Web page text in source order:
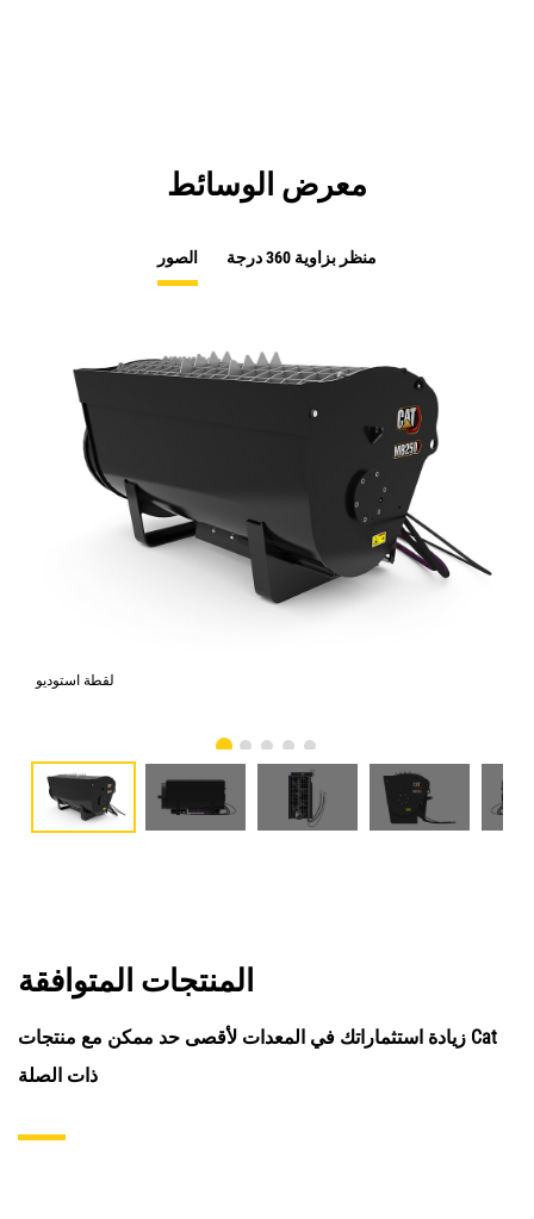
معرض الوسائط
الصور منظر بزاوية 360 درجة
لقطة استوديو
المنتجات المتوافقة
زيادة استثماراتك في المعدات لأقصى حد ممكن مع منتجات Cat
ذات الصلة